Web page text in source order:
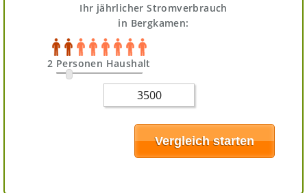
Ihr jährlicher Stromverbrauch
in Bergkamen:
2 Personen Haushalt